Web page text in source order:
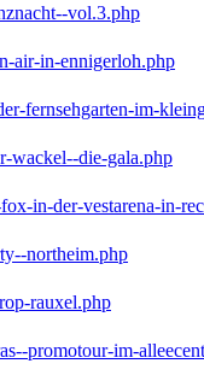
vol.3.php
air-in-ennigerloh.php
fernsehgarten-im-
wackel--die-gala.php
in-der-vestarena-in-
northeim.php
rauxel.php
promotour-im-